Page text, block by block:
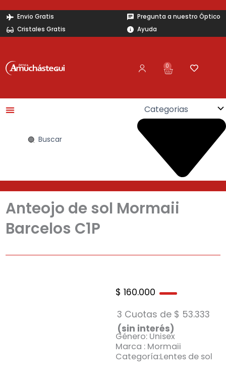
contenido
Envio Gratis
Cristales Gratis
Pregunta a nuestro Óptico
Ayuda
0
Carrito
Search
Anteojo de sol Mormaii
Barcelos C1P
$ 160.000
3 Cuotas de $ 53.333
(sin interés)
Género: Unisex
Marca : Mormaii
Categoría:Lentes de sol